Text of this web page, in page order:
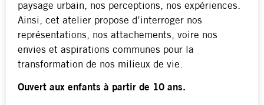
paysage urbain, nos perceptions, nos expériences.
Ainsi, cet atelier propose d’interroger nos
représentations, nos attachements, voire nos
envies et aspirations communes pour la
transformation de nos milieux de vie.
Ouvert aux enfants à partir de 10 ans.